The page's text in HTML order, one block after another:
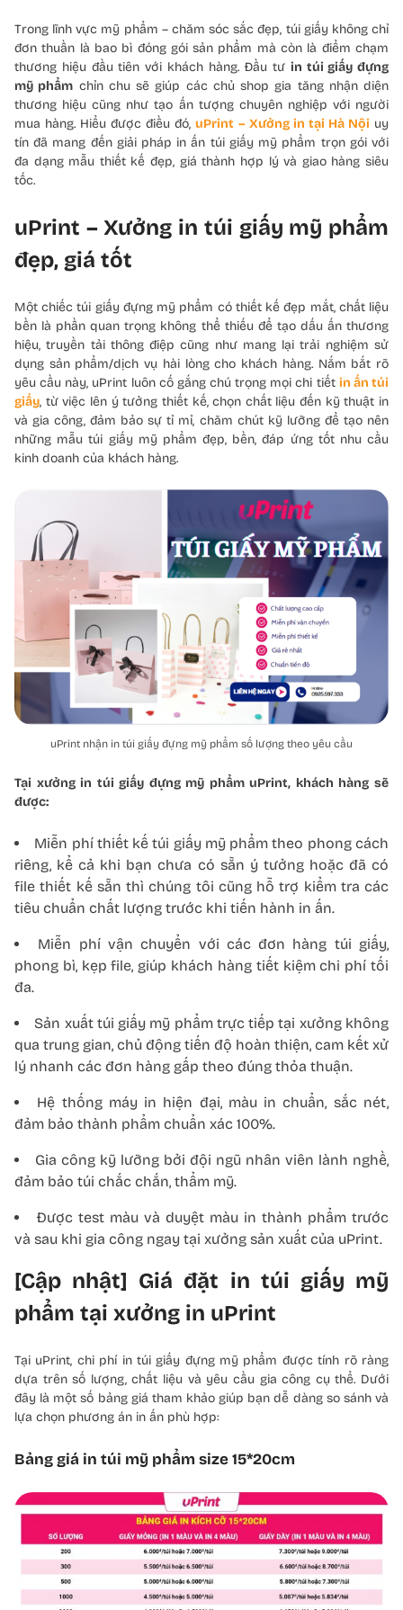
Trong lĩnh vực mỹ phẩm – chăm sóc sắc đẹp, túi giấy không chỉ
đơn thuần là bao bì đóng gói sản phẩm mà còn là điểm chạm
thương hiệu đầu tiên với khách hàng. Đầu tư in túi giấy đựng
mỹ phẩm chỉn chu sẽ giúp các chủ shop gia tăng nhận diện
thương hiệu cũng như tạo ấn tượng chuyên nghiệp với người
mua hàng. Hiểu được điều đó,uPrint – Xưởng in tại Hà Nộiuy
tín đã mang đến giải pháp in ấn túi giấy mỹ phẩm trọn gói với
đa dạng mẫu thiết kế đẹp, giá thành hợp lý và giao hàng siêu
tốc.
uPrint – Xưởng in túi giấy mỹ phẩm
đẹp, giá tốt
Một chiếc túi giấy đựng mỹ phẩm có thiết kế đẹp mắt, chất liệu
bền là phần quan trọng không thể thiếu để tạo dấu ấn thương
hiệu, truyền tải thông điệp cũng như mang lại trải nghiệm sử
dụng sản phẩm/dịch vụ hài lòng cho khách hàng. Nắm bắt rõ
yêu cầu này, uPrint luôn cố gắng chú trọng mọi chi tiết in ấn túi
giấy, từ việc lên ý tưởng thiết kế, chọn chất liệu đến kỹ thuật in
và gia công, đảm bảo sự tỉ mỉ, chăm chút kỹ lưỡng để tạo nên
những mẫu túi giấy mỹ phẩm đẹp, bền, đáp ứng tốt nhu cầu
kinh doanh của khách hàng.
uPrint nhận in túi giấy đựng mỹ phẩm số lượng theo yêu cầu
Tại xưởng in túi giấy đựng mỹ phẩm uPrint, khách hàng sẽ
được:
Miễn phí thiết kế túi giấy mỹ phẩm theo phong cách
riêng, kể cả khi bạn chưa có sẵn ý tưởng hoặc đã có
file thiết kế sẵn thì chúng tôi cũng hỗ trợ kiểm tra các
tiêu chuẩn chất lượng trước khi tiến hành in ấn.
Miễn phí vận chuyển với các đơn hàng túi giấy,
phong bì, kẹp file, giúp khách hàng tiết kiệm chi phí tối
đa.
Sản xuất túi giấy mỹ phẩm trực tiếp tại xưởng không
qua trung gian, chủ động tiến độ hoàn thiện, cam kết xử
lý nhanh các đơn hàng gấp theo đúng thỏa thuận.
Hệ thống máy in hiện đại, màu in chuẩn, sắc nét,
đảm bảo thành phẩm chuẩn xác 100%.
Gia công kỹ lưỡng bởi đội ngũ nhân viên lành nghề,
đảm bảo túi chắc chắn, thẩm mỹ.
Được test màu và duyệt màu in thành phẩm trước
và sau khi gia công ngay tại xưởng sản xuất của uPrint.
[Cập nhật] Giá đặt in túi giấy mỹ
phẩm tại xưởng in uPrint
Tại uPrint, chi phí in túi giấy đựng mỹ phẩm được tính rõ ràng
dựa trên số lượng, chất liệu và yêu cầu gia công cụ thể. Dưới
đây là một số bảng giá tham khảo giúp bạn dễ dàng so sánh và
lựa chọn phương án in ấn phù hợp:
Bảng giá in túi mỹ phẩm size 15*20cm